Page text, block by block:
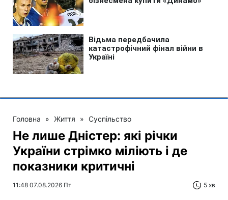
Головна » Життя » Суспільство
Не лише Дністер: які річки
України стрімко міліють і де
показники критичні
11:48 07.08.2026 Пт 5 хв